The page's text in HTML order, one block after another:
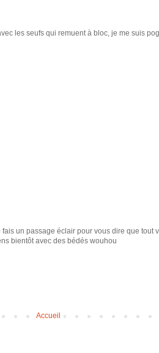
les seufs qui remuent à bloc, je me suis
un passage éclair pour vous dire que tout
bientôt avec des bédés wouhou
Accueil